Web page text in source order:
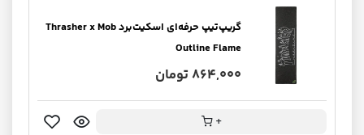
گریپ‌تیپ حرفه‌ای اسکیت‌برد Thrasher x Mob
Outline Flame
864,000 تومان
+